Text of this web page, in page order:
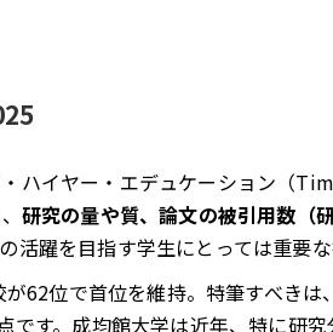
ハイヤー・エデュケーション（
研究の量や質、論文の被引用数（
活躍を目指す学生にとっては重要な
62位で首位を維持。特筆すべきは
す。成均館大学は近年、特に研